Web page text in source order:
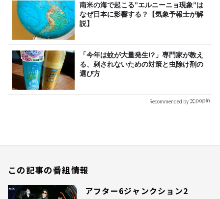
南米の海で起こる”エルニーニョ現象”は
なぜ日本に影響する？【気象予報士が解
説】
「今年は蚊が大量発生!?」専門家が教え
る、刺されないための対策と虫除け剤の
選び方
Recommended by
この記事の番組情報
アフター6ジャンクション2